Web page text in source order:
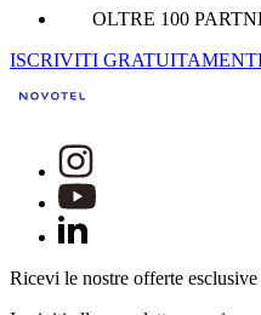
OLTRE 100
ISCRIVITI
Ricevi le nostre offerte esclusive